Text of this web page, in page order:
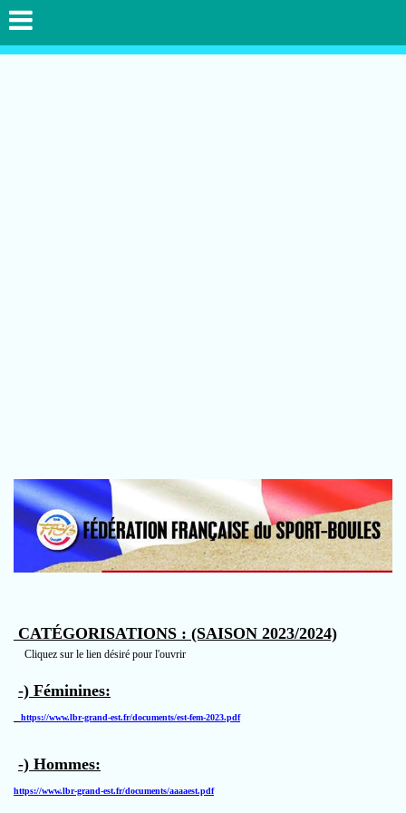
CATÉGORISATIONS : (SAISON 2023/2024)
Cliquez sur le lien désiré pour l'ouvrir
-) Féminines:
https://www.lbr-grand-est.fr/documents/est-fem-2023.pdf
-) Hommes:
https://www.lbr-grand-est.fr/documents/aaaaest.pdf